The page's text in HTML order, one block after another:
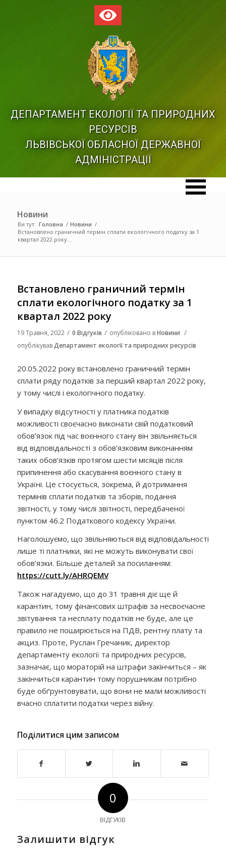
ДЕПАРТАМЕНТ ЕКОЛОГІЇ ТА ПРИРОДНИХ
РЕСУРСІВ
ЛЬВІВСЬКОЇ ОБЛАСНОЇ ДЕРЖАВНОЇ
АДМІНІСТРАЦІЇ
Новини
Ви тут: Головна / Новини /
Встановлено граничний термін сплати екологічного податку за 1
квартал 2022 року...
Встановлено граничний термін
сплати екологічного податку за 1
квартал 2022 року
19 Травня, 2022 / 0 Відгуків / опубліковано вНовини /
опублікувавДепартамент екології та природних ресурсів
20.05.2022 року встановлено граничний термін
сплати ряду податків за перший квартал 2022 року,
у тому числі і екологічного податку.
У випадку відсутності у платника податків
можливості своєчасно виконати свій податковий
обов’язок під час воєнного стану він звільняється
від відповідальності з обов’язковим виконанням
таких обов’язків протягом шести місяців після
припинення або скасування воєнного стану в
Україні. Це стосується, зокрема, й дотримання
термінів сплати податків та зборів, подання
звітності, у тому числі звітності, передбаченої
пунктом 46.2 Податкового кодексу України.
Наголошуємо, що звільняються від відповідальності
лише ті платники, які не можуть виконувати свої
обов’язки. Більше деталей за посиланням:
https://cutt.ly/AHRQEMV
Також нагадуємо, що до 31 травня діє ще й
карантин, тому фінансових штрафів за несвоєчасне
звітування та несплату податків не буде, але це
правило не поширюється на ПДВ, рентну плату та
акциз. Проте, Руслан Гречаник, директор
департаменту екології та природних ресурсів,
зазначає, що мораторій на штрафи закінчиться – як
закінчиться карантин тому порушникам потрібно
буде обґрунтовувати, що вони не мали можливості
вчасно сплатити податки через війну.
Поділитися цим записом
0
ВІДГУКІВ
Залишити відгук